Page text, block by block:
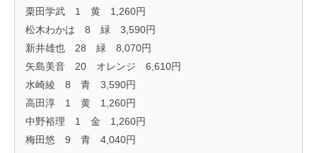
栗田学武 1 黄 1,260円
松木わかは 8 緑 3,590円
新井雄也 28 緑 8,070円
矢島美音 20 オレンジ 6,610円
水崎綾 8 青 3,590円
高田淳 1 黄 1,260円
中野裕理 1 金 1,260円
梅田悠 9 青 4,040円